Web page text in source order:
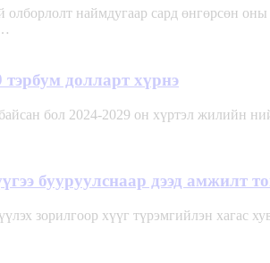
наймдугаар сард өнгөрсөн
тэрбум долларт хүрнэ
бол 2024-2029 он хүртэл жилийн
бууруулснаар дээд амжилт
зорилгоор хүүг түрэмгийлэн хагас